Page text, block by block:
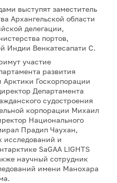
выступят заместитель
Архангельской области
делегации,
портов,
Индии Венкатесапати С.
участие
развития
Арктики Госкорпорации
Департамента
судостроения
корпорации Михаил
Национального
Прадип Чаухан,
исследований и
SaGAA LIGHTS
научный сотрудник
имени Манохара